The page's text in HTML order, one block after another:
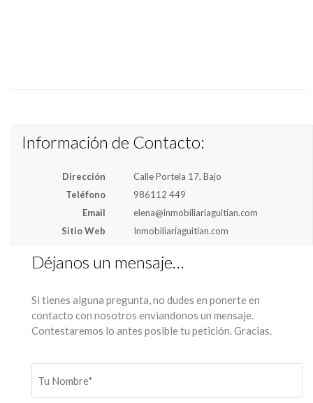
Información de Contacto:
Dirección
Calle Portela 17, Bajo
Teléfono
986112 449
Email
elena@inmobiliariaguitian.com
Sitio Web
Inmobiliariaguitian.com
Déjanos un mensaje…
Si tienes alguna pregunta, no dudes en ponerte en
contacto con nosotros enviandonos un mensaje.
Contestaremos lo antes posible tu petición. Gracias.